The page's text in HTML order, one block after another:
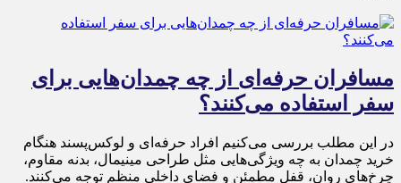
مسافران حرفه‌ای از چه چمدان‌هایی برای
سفر استفاده می‌کنند؟
در این مطلب بررسی می‌کنیم افراد حرفه‌ای و لوکس‌پسند هنگام
خرید چمدان به چه ویژگی‌هایی مثل طراحی مینیمال، بدنه مقاوم،
چرخ‌های روان، قفل مطمئن و فضای داخلی منظم توجه می‌کنند.